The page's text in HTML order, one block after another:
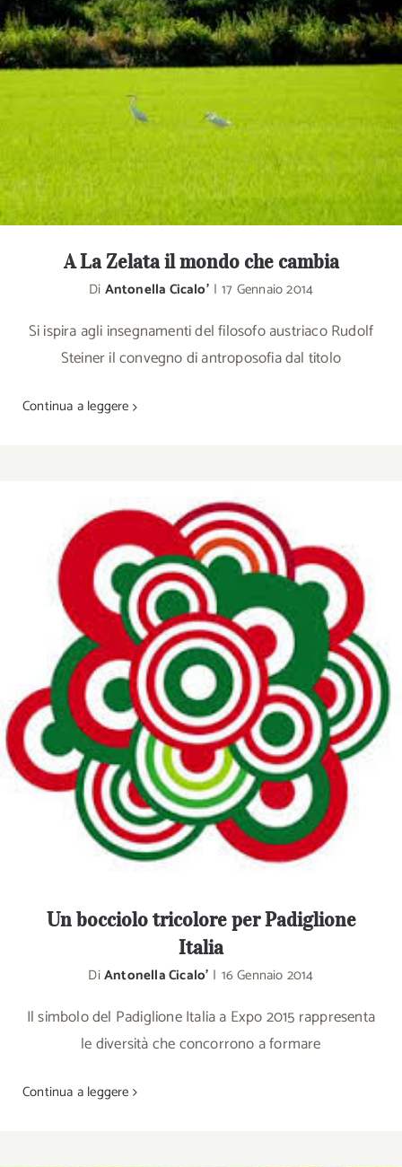
A La Zelata il mondo che cambia
Di Antonella Cicalo' | 17 Gennaio 2014
Si ispira agli insegnamenti del filosofo austriaco Rudolf
Steiner il convegno di antroposofia dal titolo
Continua a leggere
Un bocciolo tricolore per Padiglione
Italia
DiAntonella Cicalo' | 16 Gennaio 2014
Il simbolo del Padiglione Italia a Expo 2015 rappresenta
le diversità che concorrono a formare
Continua a leggere